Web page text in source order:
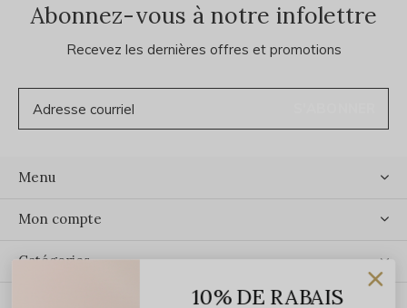
Abonnez-vous à notre infolettre
Recevez les dernières offres et promotions
Menu
Mon compte
Catégories
10% DE RABAIS